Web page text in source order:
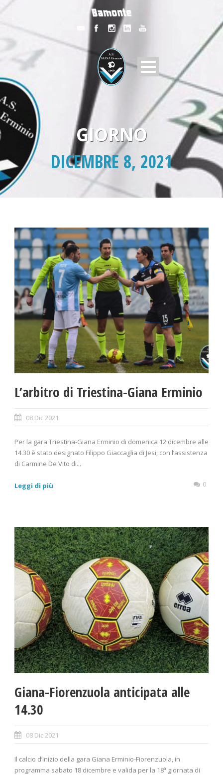
GIORNO
DICEMBRE 8, 2021
L’arbitro di Triestina-Giana Erminio
08 Dic 2021
Per la gara Triestina-Giana Erminio di domenica 12 dicembre alle
14.30 è stato designato Filippo Giaccaglia di Jesi, con l’assistenza
di Carmine De Vito di...
Leggi di più 0
Giana-Fiorenzuola anticipata alle
14.30
08 Dic 2021
Il calcio d’inizio della gara Giana Erminio-Fiorenzuola, in
programma sabato 18 dicembre e valida per la 18ª giornata di